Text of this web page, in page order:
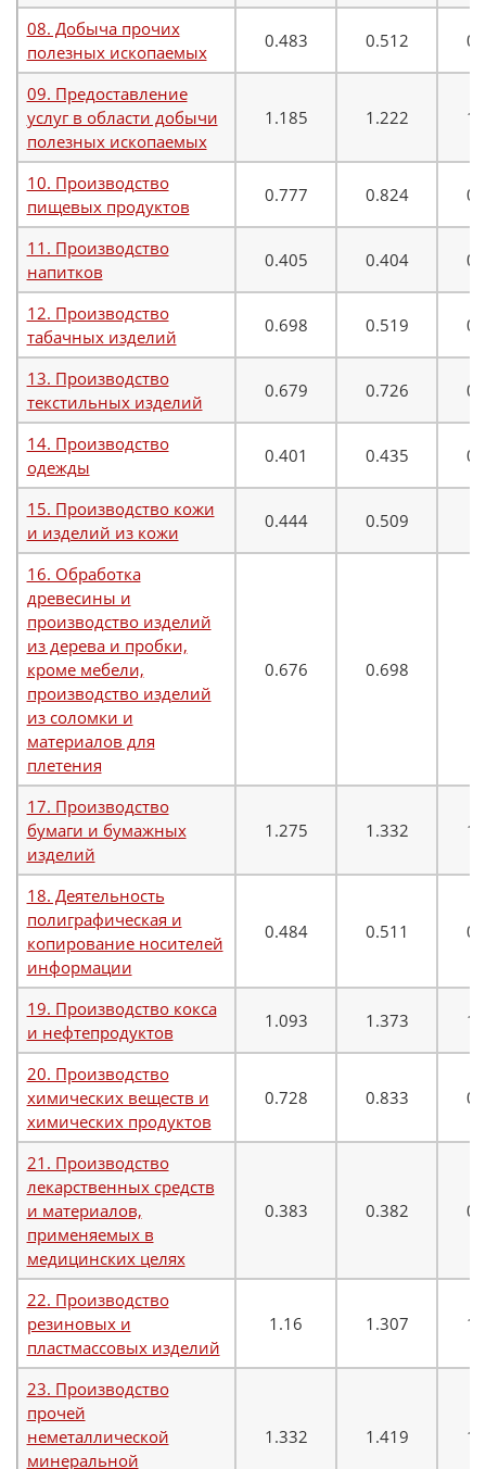
08. Добыча прочих
полезных ископаемых
0.483 0.512
09. Предоставление
услуг в области добычи
полезных ископаемых
1.185 1.222
10. Производство
пищевых продуктов
0.777 0.824
11. Производство
напитков
0.405 0.404
12. Производство
табачных изделий
0.698 0.519
13. Производство
текстильных изделий
0.679 0.726
14. Производство
одежды
0.401 0.435
15. Производство кожи
и изделий из кожи
0.444 0.509
16. Обработка
древесины и
производство изделий
из дерева и пробки,
кроме мебели,
производство изделий
из соломки и
материалов для
плетения
0.676 0.698
17. Производство
бумаги и бумажных
изделий
1.275 1.332
18. Деятельность
полиграфическая и
копирование носителей
информации
0.484 0.511
19. Производство кокса
и нефтепродуктов
1.093 1.373
20. Производство
химических веществ и
химических продуктов
0.728 0.833
21. Производство
лекарственных средств
и материалов,
применяемых в
медицинских целях
0.383 0.382
22. Производство
резиновых и
пластмассовых изделий
1.16 1.307
23. Производство
прочей
неметаллической
минеральной
1.332 1.419